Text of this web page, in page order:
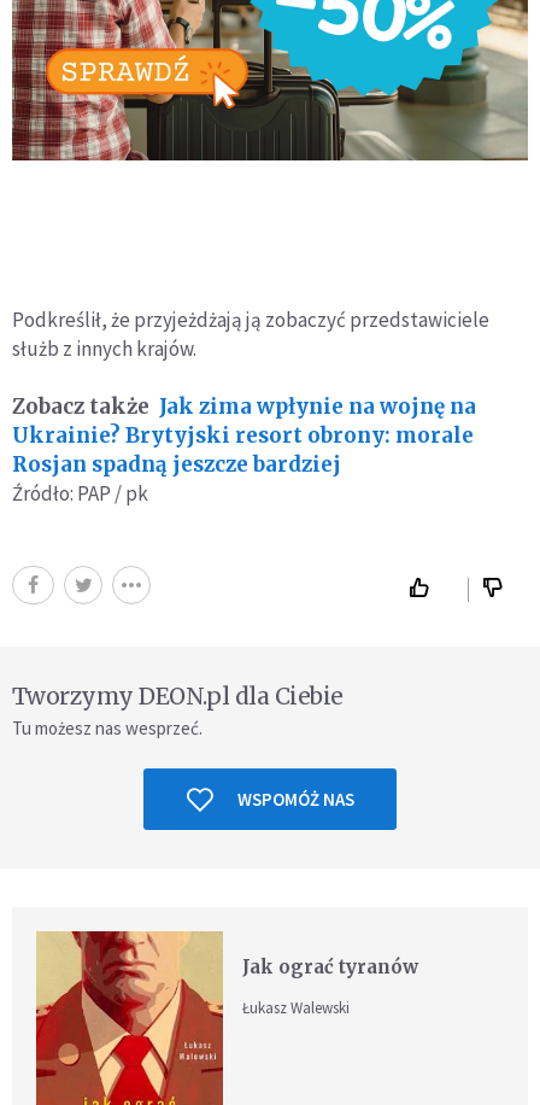
Podkreślił, że przyjeżdżają ją zobaczyć przedstawiciele
służb z innych krajów.
Zobacz także Jak zima wpłynie na wojnę na
Ukrainie? Brytyjski resort obrony: morale
Rosjan spadną jeszcze bardziej
Źródło: PAP / pk
Tworzymy DEON.pl dla Ciebie
Tu możesz nas wesprzeć.
WSPOMÓŻ NAS
Jak ograć tyranów
Łukasz Walewski